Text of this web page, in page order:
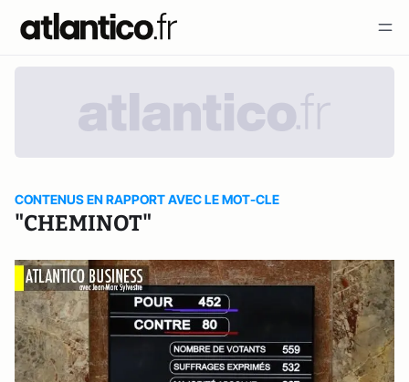
CONTENUS EN RAPPORT AVEC LE MOT-CLE
"CHEMINOT"